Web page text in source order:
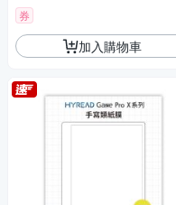
券
加入購物車